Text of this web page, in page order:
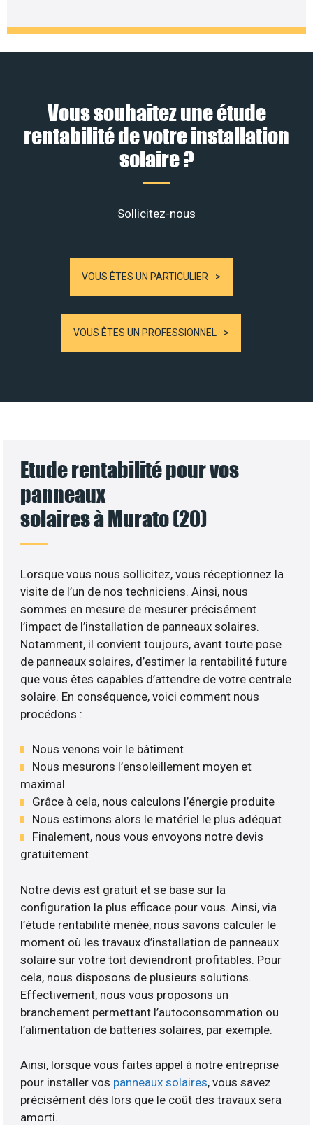
Vous souhaitez une étude
rentabilité de votre installation
solaire ?
Sollicitez-nous
VOUS ÊTES UN PARTICULIER
VOUS ÊTES UN PROFESSIONNEL
Etude rentabilité pour vos
panneaux
solaires à Murato (20)
Lorsque vous nous sollicitez, vous réceptionnez la
visite de l’un de nos techniciens. Ainsi, nous
sommes en mesure de mesurer précisément
l’impact de l’installation de panneaux solaires.
Notamment, il convient toujours, avant toute pose
de panneaux solaires, d’estimer la rentabilité future
que vous êtes capables d’attendre de votre centrale
solaire. En conséquence, voici comment nous
procédons :
Nous venons voir le bâtiment
Nous mesurons l’ensoleillement moyen et
maximal
Grâce à cela, nous calculons l’énergie produite
Nous estimons alors le matériel le plus adéquat
Finalement, nous vous envoyons notre devis
gratuitement
Notre devis est gratuit et se base sur la
configuration la plus efficace pour vous. Ainsi, via
l’étude rentabilité menée, nous savons calculer le
moment où les travaux d’installation de panneaux
solaire sur votre toit deviendront profitables. Pour
cela, nous disposons de plusieurs solutions.
Effectivement, nous vous proposons un
branchement permettant l’autoconsommation ou
l’alimentation de batteries solaires, par exemple.
Ainsi, lorsque vous faites appel à notre entreprise
pour installer vos panneaux solaires, vous savez
précisément dès lors que le coût des travaux sera
amorti.